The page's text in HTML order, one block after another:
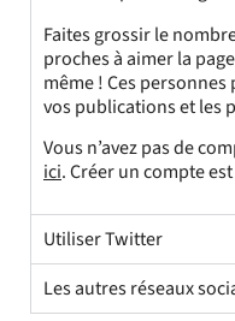
Faites grossir le
proches à aimer la
même ! Ces
vos publications et les
Vous n’avez pas de
ici. Créer un compte
Utiliser Twitter
Les autres réseaux